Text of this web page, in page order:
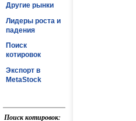
Другие рынки
Лидеры роста и
падения
Поиск
котировок
Экспорт в
MetaStock
Поиск котировок: